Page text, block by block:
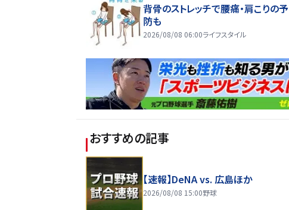
背骨のストレッチで腰痛・肩こりの予
防も
2026/08/08 06:00ライフスタイル
おすすめの記事
【速報】DeNA vs. 広島ほか
2026/08/08 15:00野球